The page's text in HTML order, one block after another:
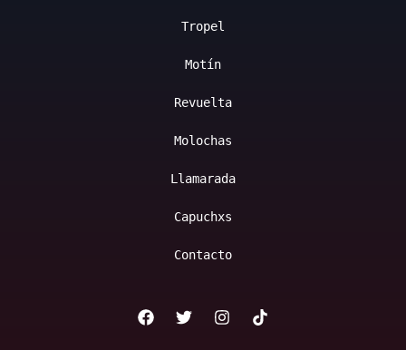
Tropel
Motín
Revuelta
Molochas
Llamarada
Capuchxs
Contacto